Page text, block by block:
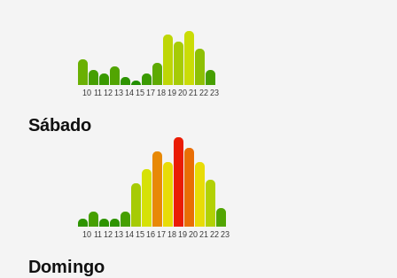
10 11 12 13 14 15 17 18 19 20 21 22 23
Sábado
10 11 12 13 14 15 16 17 18 19 20 21 22 23
Domingo